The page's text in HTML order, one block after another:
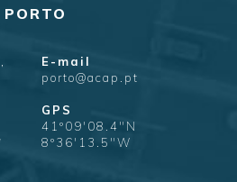
PORTO
E-mail
porto@acap.pt
GPS
41º09'08.4"N
8º36'13.5"W